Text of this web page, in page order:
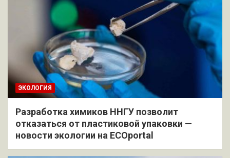
ЭКОЛОГИЯ
Разработка химиков ННГУ позволит
отказаться от пластиковой упаковки —
новости экологии на ECOportal